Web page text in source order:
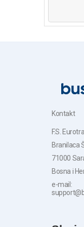
Kontakt
F.S.
Branilaca
71000
Bosna i
e-mail: